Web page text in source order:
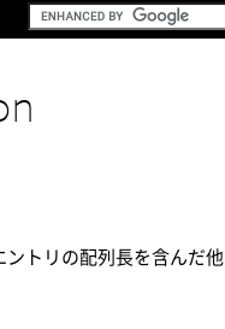
トリの配列長を含んだ他